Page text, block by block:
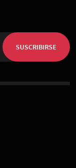
SUSCRIBIRSE